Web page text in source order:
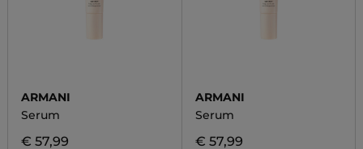
ARMANI
Serum
€ 57,99
ARMANI
Serum
€ 57,99